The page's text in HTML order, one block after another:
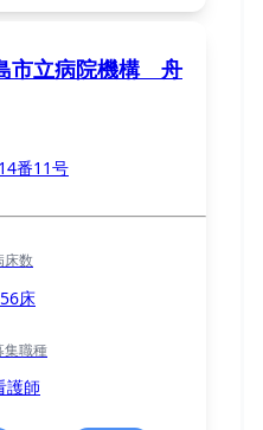
市立病院機構 舟
番11号
床数
床
集職種
護師